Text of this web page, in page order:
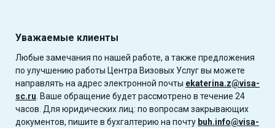
Уважаемые клиенты
Любые замечания по нашей работе, а также предложения
по улучшению работы Центра Визовых Услуг вы можете
направлять на адрес электронной почты ekaterina.z@visa-
sc.ru. Ваше обращение будет рассмотрено в течение 24
часов. Для юридических лиц: по вопросам закрывающих
документов, пишите в бухгалтерию на почту buh.info@visa-